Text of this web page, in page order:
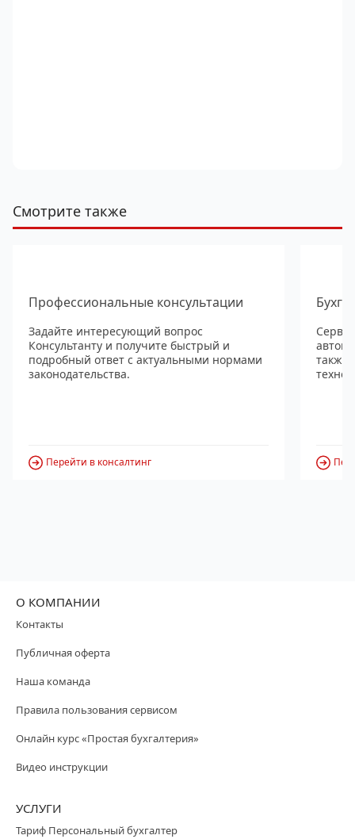
Смотрите также
Профессиональные консультации
Задайте интересующий вопрос
Консультанту и получите быстрый и
подробный ответ с актуальными нормами
законодательства.
Перейти в консалтинг
также
О КОМПАНИИ
Контакты
Публичная оферта
Наша команда
Правила пользования сервисом
Онлайн курс «Простая бухгалтерия»
Видео инструкции
УСЛУГИ
Тариф Персональный бухгалтер